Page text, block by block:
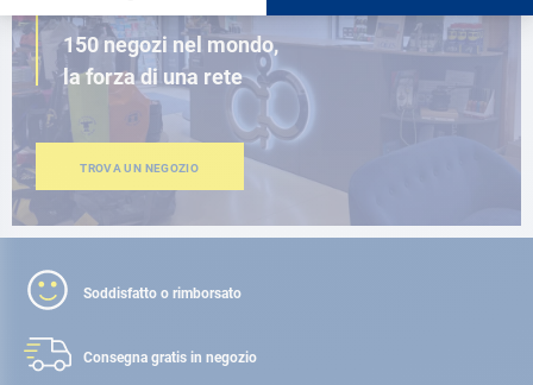
150 negozi nel mondo,
la forza di una rete
TROVA UN NEGOZIO
Soddisfatto o rimborsato
Consegna gratis in negozio